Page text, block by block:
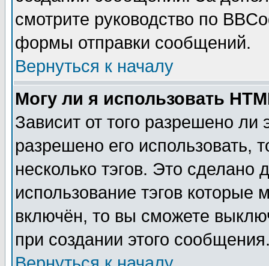
смотрите руководство по
формы отправки сообщений.
Вернуться к началу
Могу ли я использовать
Зависит от того разрешено
разрешено его использовать,
несколько тэгов. Это сделано
использование тэгов
включён, то вы сможете
при создании этого